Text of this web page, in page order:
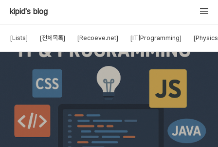
kipid's blog
[Lists] [전체목록] [Recoeve.net] [IT|Programming]